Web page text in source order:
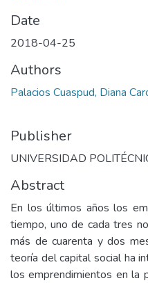
Date
2018-04-25
Authors
Palacios Cuaspud, Diana
Publisher
UNIVERSIDAD
Abstract
En los últimos años los
tiempo, uno de cada tres
más de cuarenta y dos
teoría del capital social ha
los emprendimientos en la